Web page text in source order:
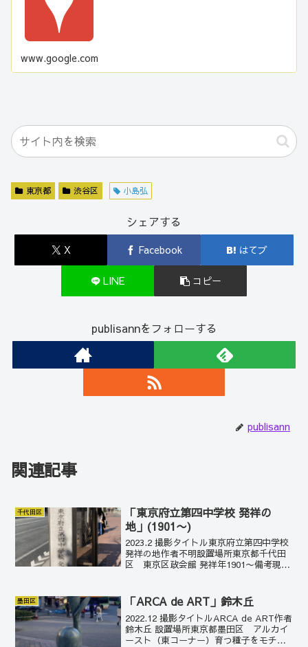
www.google.com
東京都 渋谷区 小島弘
シェアする
X Facebook はてブ
LINE コピー
publisannをフォローする
publisann
関連記事
千代田区
「東京府立第四中学校 発祥の
地」(1901〜)
2023.2 撮影タイトル東京府立第四中学校
発祥の地作者不明設置場所東京都千代田
区 東京区政会館 発祥年1901〜備考現東
時、帝国大学に進学することができるの
は、全...
墨田区 「ARCA de ART」鈴木丘
2022.12 撮影タイトルARCA de ART作者
鈴木丘 設置場所東京都墨田区 アルカイ
ースト（東コーナー）育つ種子をモチー